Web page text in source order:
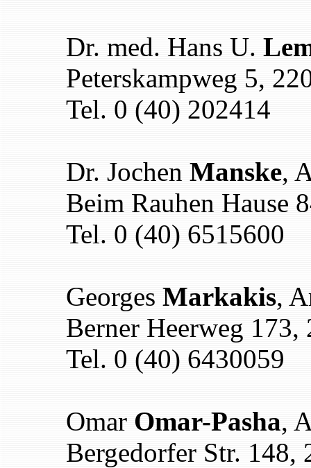
Dr. med. Hans U.
Peterskampweg 5,
Tel. 0 (40) 202414
Dr. Jochen Manske,
Beim Rauhen Hause
Tel. 0 (40) 6515600
Georges Markakis,
Berner Heerweg 173,
Tel. 0 (40) 6430059
Omar Omar-Pasha,
Bergedorfer Str. 148,